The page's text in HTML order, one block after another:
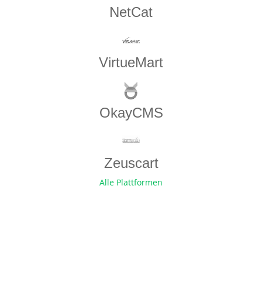
NetCat
VirtueMart
OkayCMS
Zeuscart
Alle Plattformen